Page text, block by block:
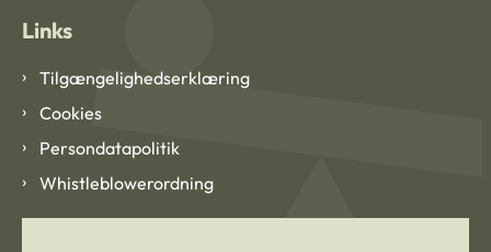
Links
Tilgængelighedserklæring
Cookies
Persondatapolitik
Whistleblowerordning